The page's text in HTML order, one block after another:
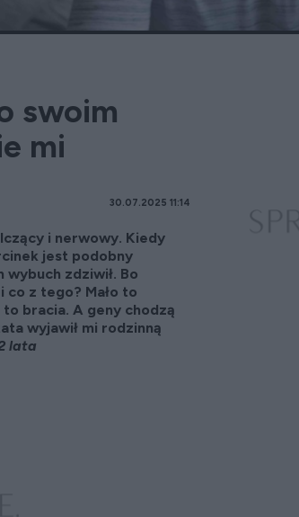
swoim
mi
30.07.2025 11:14
i nerwowy. Kiedy
jest podobny
wybuch zdziwił. Bo
co z tego? Mało to
bracia. A geny chodzą
wyjawił mi rodzinną
lata